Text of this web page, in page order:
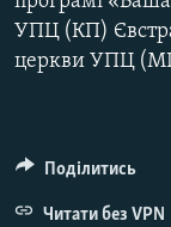
УПЦ (КП)
церкви УПЦ
Поділитись
Читати без VPN